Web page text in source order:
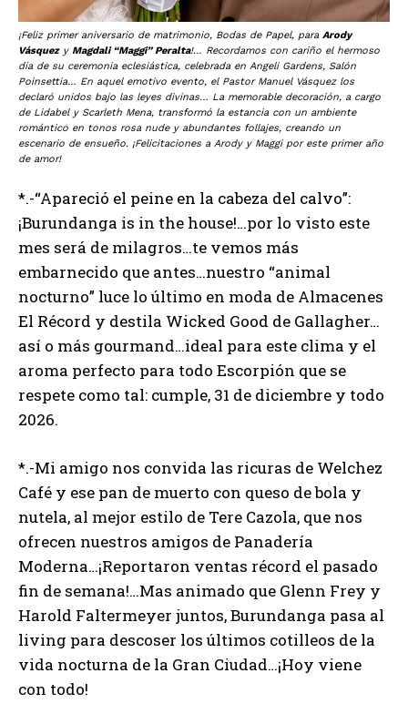
¡Feliz primer aniversario de matrimonio, Bodas de Papel, para Arody
Vásquezy Magdali “Maggi” Peralta!… Recordamos con cariño el hermoso
día de su ceremonia eclesiástica, celebrada en Angeli Gardens, Salón
Poinsettia… En aquel emotivo evento, el Pastor Manuel Vásquez los
declaró unidos bajo las leyes divinas… La memorable decoración, a cargo
de Lidabel y Scarleth Mena, transformó la estancia con un ambiente
romántico en tonos rosa nude y abundantes follajes, creando un
escenario de ensueño. ¡Felicitaciones a Arody y Maggi por este primer año
de amor!
*.-“Apareció el peine en la cabeza del calvo”:
¡Burundanga is in the house!…por lo visto este
mes será de milagros…te vemos más
embarnecido que antes…nuestro “animal
nocturno” luce lo último en moda de Almacenes
El Récord y destila Wicked Good de Gallagher…
así o más gourmand…ideal para este clima y el
aroma perfecto para todo Escorpión que se
respete como tal: cumple, 31 de diciembre y todo
2026.
*.-Mi amigo nos convida las ricuras de Welchez
Café y ese pan de muerto con queso de bola y
nutela, al mejor estilo de Tere Cazola, que nos
ofrecen nuestros amigos de Panadería
Moderna…¡Reportaron ventas récord el pasado
fin de semana!…Mas animado que Glenn Frey y
Harold Faltermeyer juntos, Burundanga pasa al
living para descoser los últimos cotilleos de la
vida nocturna de la Gran Ciudad…¡Hoy viene
con todo!